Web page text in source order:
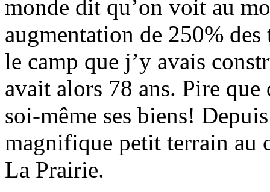
monde dit qu’on voit au
augmentation de 250%
le camp que j’y avais
avait alors 78 ans. Pire que
soi-même ses biens!
magnifique petit terrain au
La Prairie.